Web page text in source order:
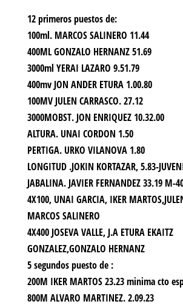
12 primeros puestos de:
100ml. MARCOS SALINERO 11.44
400ML GONZALO HERNANZ 51.69
3000ml YERAI LAZARO 9.51.79
400mv JON ANDER ETURA 1.00.80
100MV JULEN CARRASCO. 27.12
3000MOBST. JON ENRIQUEZ 10.32.00
ALTURA. UNAI CORDON 1.50
PERTIGA. URKO VILANOVA 1.80
LONGITUD .JOKIN KORTAZAR, 5.83-
JABALINA. JAVIER FERNANDEZ 33.19 M-
4X100, UNAI GARCIA, IKER
MARCOS SALINERO
4X400 JOSEVA VALLE, J.A ETURA EKAITZ
GONZALEZ,GONZALO HERNANZ
5 segundos puesto de :
200M IKER MARTOS 23.23 minima cto
800M ALVARO MARTINEZ. 2.09.23